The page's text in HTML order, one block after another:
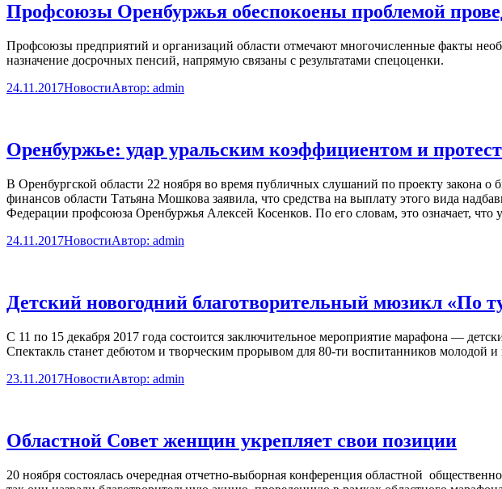
Профсоюзы Оренбуржья обеспокоены проблемой
Профсоюзы предприятий и организаций области отмечают многочисленные факты
назначение досрочных пенсий, напрямую связаны с результатами спецоценки.
24.11.2017НовостиАвтор: admin
Оренбуржье: удар уральским коэффициентом и
В Оренбургской области 22 ноября во время публичных слушаний по проекту закона
финансов области Татьяна Мошкова заявила, что средства на выплату этого вида
Федерации профсоюза Оренбуржья Алексей Косенков. По его словам, это означает, что
24.11.2017НовостиАвтор: admin
Детский новогодний благотворительный мюзикл «По
С 11 по 15 декабря 2017 года состоится заключительное мероприятие марафона —
Спектакль станет дебютом и творческим прорывом для 80-ти воспитанников молодой
23.11.2017НовостиАвтор: admin
Областной Совет женщин укрепляет свои позиции
20 ноября состоялась очередная отчетно-выборная конференция областной